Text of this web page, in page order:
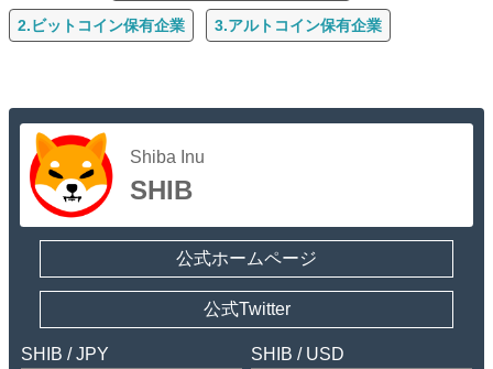
2.ビットコイン保有企業 3.アルトコイン保有企業
Shiba Inu
SHIB
公式ホームページ
公式Twitter
SHIB / JPY SHIB / USD